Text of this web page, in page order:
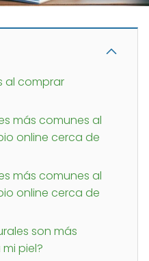
al comprar
más comunes al
online cerca de
más comunes al
online cerca de
son más
piel?